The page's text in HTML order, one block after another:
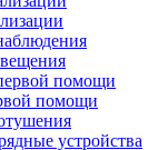
помощи